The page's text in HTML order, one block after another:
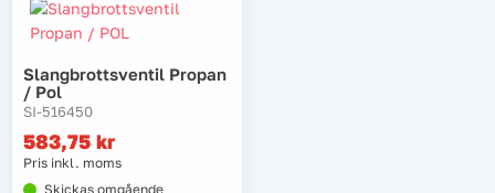
Garage & verkstad
Laserinstrument
Lyft, transport & materialhantering
Slangbrottsventil Propan
/ Pol
SI-516450
583,75 kr
Pris inkl. moms
Skickas omgående